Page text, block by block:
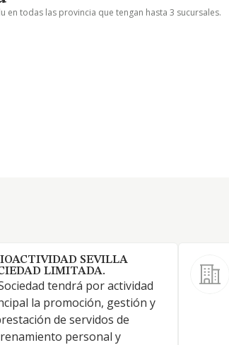
todas las provincia que tengan hasta 3 sucursales.
SEVILLA
LIMITADA.
tendrá por actividad
la promoción, gestión y
de servidos de
personal y